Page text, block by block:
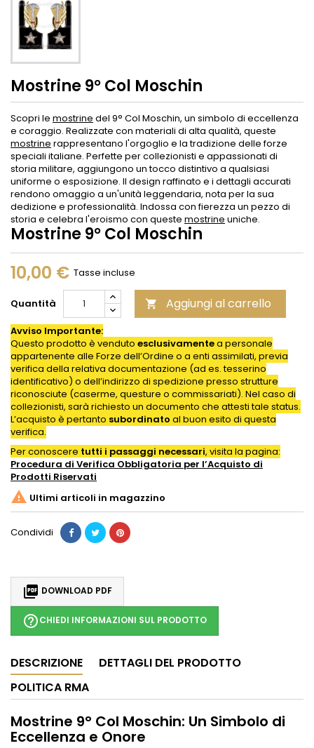
Mostrine 9° Col Moschin
Scopri le mostrine del 9° Col Moschin, un simbolo di eccellenza
e coraggio. Realizzate con materiali di alta qualità, queste
mostrine rappresentano l'orgoglio e la tradizione delle forze
speciali italiane. Perfette per collezionisti e appassionati di
storia militare, aggiungono un tocco distintivo a qualsiasi
uniforme o esposizione. Il design raffinato e i dettagli accurati
rendono omaggio a un'unità leggendaria, nota per la sua
dedizione e professionalità. Indossa con fierezza un pezzo di
storia e celebra l'eroismo con queste mostrine uniche.
Mostrine 9° Col Moschin
10,00 € Tasse incluse
Quantità  Aggiungi al carrello
Avviso Importante:
Questo prodotto è venduto esclusivamentea personale
appartenente alle Forze dell’Ordine o a enti assimilati, previa
verifica della relativa documentazione (ad es. tesserino
identificativo) o dell’indirizzo di spedizione presso strutture
riconosciute (caserme, questure o commissariati). Nel caso di
collezionisti, sarà richiesto un documento che attesti tale status.
L’acquisto è pertanto subordinato al buon esito di questa
verifica.
Per conoscere tutti i passaggi necessari, visita la pagina:
Procedura di Verifica Obbligatoria per l’Acquisto di
Prodotti Riservati
 Ultimi articoli in magazzino
Condividi
 DOWNLOAD PDF
help_outlineCHIEDI INFORMAZIONI SUL PRODOTTO
DESCRIZIONE
DETTAGLI DEL PRODOTTO
POLITICA RMA
Mostrine 9° Col Moschin: Un Simbolo di
Eccellenza e Onore